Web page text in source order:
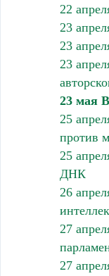
22
23
23
23
23 мая
25
против
25
ДНК
26
27
27